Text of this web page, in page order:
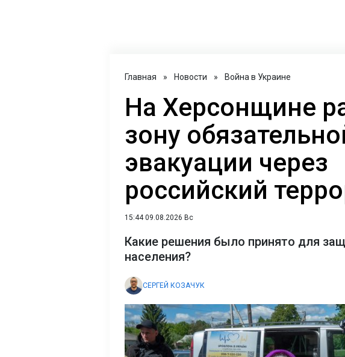
Главная » Новости » Война в Украине
На Херсонщине
зону
эвакуации через
российский
15:44 09.08.2026 Вс
Какие решения было принято для
населения?
СЕРГЕЙ КОЗАЧУК